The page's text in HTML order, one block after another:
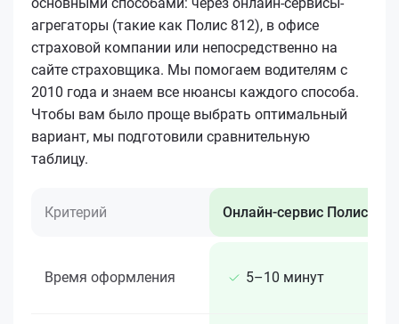
агрегаторы (такие как Полис 812), в офисе
страховой компании или непосредственно на
сайте страховщика. Мы помогаем водителям с
2010 года и знаем все нюансы каждого способа.
Чтобы вам было проще выбрать оптимальный
вариант, мы подготовили сравнительную
таблицу.
Критерий Онлайн-сервис Полис 812
Время оформления 5–10 минут